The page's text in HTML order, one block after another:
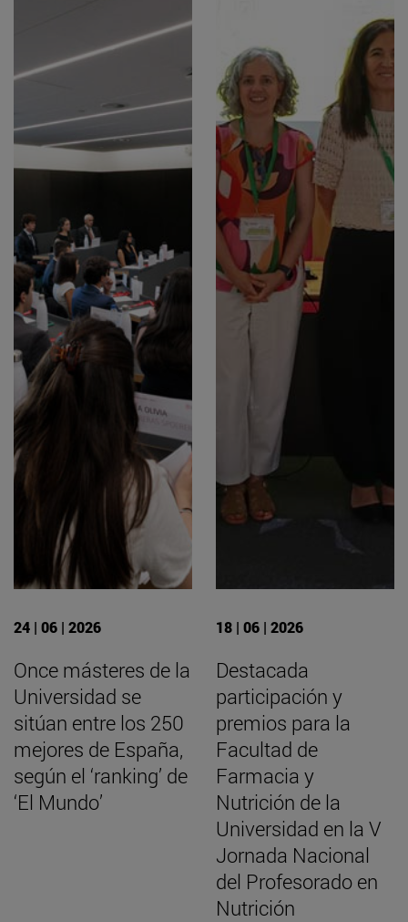
24 | 06 | 2026
Once másteres de la
Universidad se
sitúan entre los 250
mejores de España,
según el ‘ranking’ de
‘El Mundo’
18 | 06 | 2026
Destacada
participación y
premios para la
Facultad de
Farmacia y
Nutrición de la
Universidad en la V
Jornada Nacional
del Profesorado en
Nutrición